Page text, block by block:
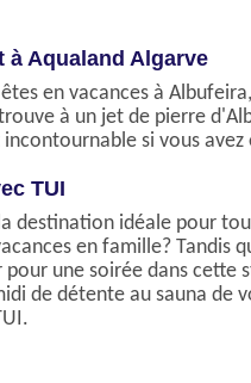
à Aqualand Algarve
en vacances à
à un jet de pierre
si vous
TUI
destination idéale pour
en famille? Tandis
pour une soirée dans
de détente au sauna de